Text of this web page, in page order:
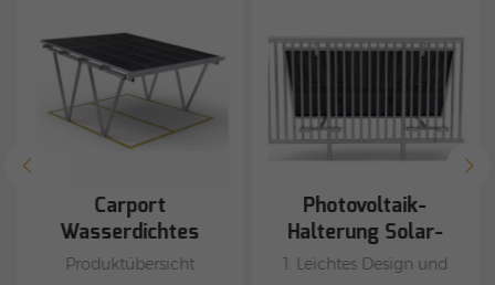
Carport
Wasserdichtes
Solar-
Produktübersicht
Photovoltaik-
Halterung Solar-
Balkon-
1. Leichtes Design und